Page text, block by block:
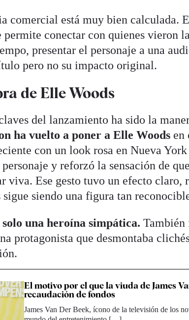
comercial está muy bien calculada.
permite conectar con quienes vieron
presentar el personaje a una
pero no su impacto original.
de Elle Woods
del lanzamiento ha sido la
ha vuelto a poner a Elle Woods en
con un look rosa en Nueva
y reforzó la sensación de que
viva. Ese gesto tuvo un efecto claro,
siendo una figura tan
solo una heroína simpática. También
protagonista que desmontaba
El motivo por el que la viuda de James
recaudación de fondos
James Van Der Beek, ícono de la televisión de los